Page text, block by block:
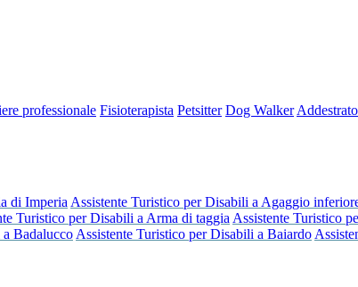
professionale Fisioterapista Petsitter Dog Walker
di Imperia Assistente Turistico per Disabili a Agaggio
Turistico per Disabili a Arma di taggia Assistente Turistico
Badalucco Assistente Turistico per Disabili a Baiardo